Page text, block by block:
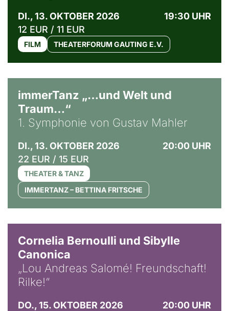
DI., 13. OKTOBER 2026
19:30 UHR
12 EUR / 11 EUR
FILM THEATERFORUM GAUTING E.V.
immerTanz „…und Welt und
Traum…“
1. Symphonie von Gustav Mahler
DI., 13. OKTOBER 2026
20:00 UHR
22 EUR / 15 EUR
THEATER & TANZ
IMMERTANZ – BETTINA FRITSCHE
Cornelia Bernoulli und Sibylle
Canonica
„Lou Andreas Salomé! Freundschaft!
Rilke!“
DO., 15. OKTOBER 2026
20:00 UHR